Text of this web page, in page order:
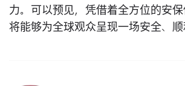
力。可以预见，凭借着全方位的安
将能够为全球观众呈现一场安全、顺